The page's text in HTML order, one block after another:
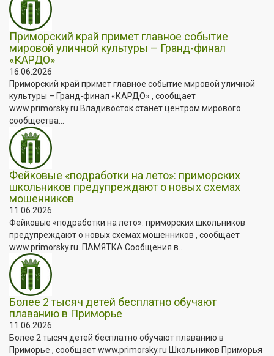
Приморский край примет главное событие
мировой уличной культуры – Гранд-финал
«КАРДО»
16.06.2026
Приморский край примет главное событие мировой уличной
культуры – Гранд-финал «КАРДО» , сообщает
www.primorsky.ru Владивосток станет центром мирового
сообщества...
Фейковые «подработки на лето»: приморских
школьников предупреждают о новых схемах
мошенников
11.06.2026
Фейковые «подработки на лето»: приморских школьников
предупреждают о новых схемах мошенников , сообщает
www.primorsky.ru. ПАМЯТКА Сообщения в...
Более 2 тысяч детей бесплатно обучают
плаванию в Приморье
11.06.2026
Более 2 тысяч детей бесплатно обучают плаванию в
Приморье , сообщает www.primorsky.ru Школьников Приморья